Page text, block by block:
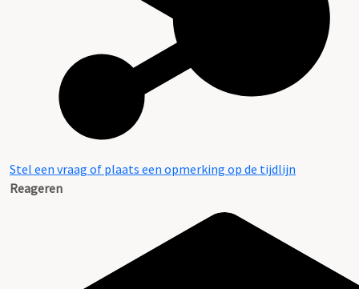
Stel een vraag of plaats een opmerking op de tijdlijn
Reageren